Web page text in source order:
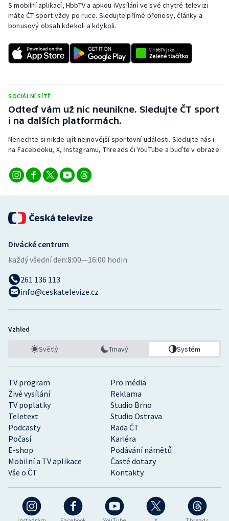
Short track
Sportovní střelba
Triatlon
Veslování
Vodní slalom
Volejbal
S mobilní aplikací, HbbTV a apkou iVysílání ve své chytré televizi
máte ČT sport vždy po ruce. Sledujte přímé přenosy, články a
bonusový obsah kdekoli a kdykoli.
SOCIÁLNÍ SÍTĚ
Odteď vám už nic neunikne. Sledujte ČT sport
i na dalších platformách.
Nenechte si nikde ujít nejnovější sportovní události. Sledujte nás i
na Facebooku, X, Instagramu, Threads či YouTube a buďte v obraze.
TV program
Pro média
Živé vysílání
Reklama
TV poplatky
Studio Brno
Teletext
Studio Ostrava
Podcasty
Rada ČT
Počasí
Kariéra
E-shop
Podávání námětů
Mobilní a TV aplikace
Časté dotazy
Vše o ČT
Kontakty
Divácké centrum
každý všední den:8:00—16:00 hodin
261 136 113
info@ceskatelevize.cz
Vzhled
Světlý Tmavý Systém